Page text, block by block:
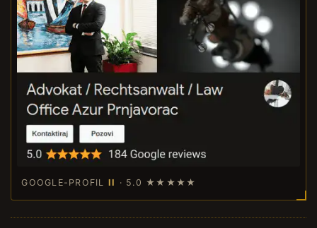
GOOGLE-PROFIL II · 5.0 ★★★★★